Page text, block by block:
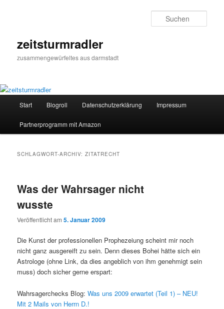
zeitsturmradler
zusammengewürfeltes aus darmstadt
Start Blogroll Datenschutzerklärung Impressum
Partnerprogramm mit Amazon
SCHLAGWORT-ARCHIV:ZITATRECHT
Was der Wahrsager nicht
wusste
Veröffentlicht am5. Januar 2009
Die Kunst der professionellen Prophezeiung scheint mir noch
nicht ganz ausgereift zu sein. Denn dieses Bohei hätte sich ein
Astrologe (ohne Link, da dies angeblich von ihm genehmigt sein
muss) doch sicher gerne erspart:
Wahrsagerchecks Blog:Was uns 2009 erwartet (Teil 1) – NEU!
Mit 2 Mails von Herrn D.!